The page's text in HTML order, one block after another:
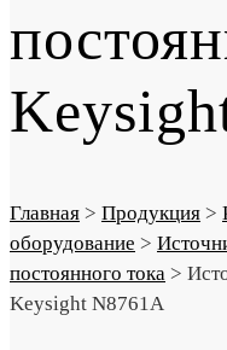
Главная > Продукция >
оборудование >
постоянного тока >
Keysight N8761A